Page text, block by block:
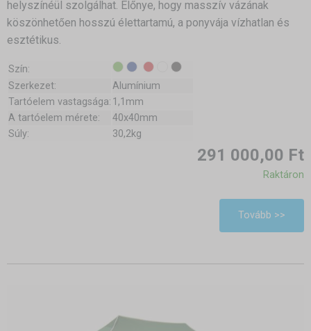
helyszínéül szolgálhat. Előnye, hogy masszív vázának
köszönhetően hosszú élettartamú, a ponyvája vízhatlan és
esztétikus.
Szín:
Szerkezet:
Alumínium
Tartóelem vastagsága: 1,1mm
A tartóelem mérete:
40x40mm
Súly:
30,2kg
291 000,00 Ft
Raktáron
Tovább >>